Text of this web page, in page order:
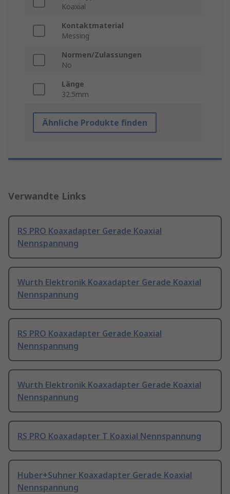
Koaxial
Kontaktmaterial
Messing
Normen/Zulassungen
No
Länge
32.5mm
Ähnliche Produkte finden
Verwandte Links
RS PRO Koaxadapter Gerade Koaxial
Nennspannung
Wurth Elektronik Koaxadapter Gerade Koaxial
Nennspannung
RS PRO Koaxadapter Gerade Koaxial
Nennspannung
Wurth Elektronik Koaxadapter Gerade Koaxial
Nennspannung
RS PRO Koaxadapter T Koaxial Nennspannung
Huber+Suhner Koaxadapter Gerade Koaxial
Nennspannung